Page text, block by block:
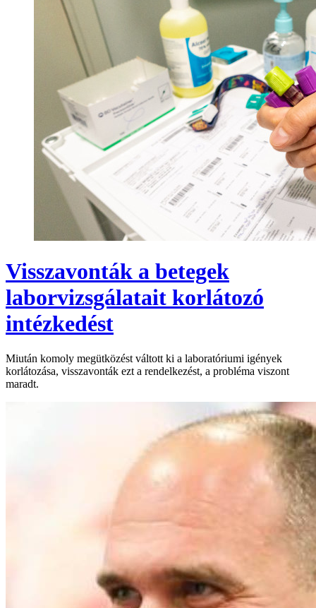
Visszavonták a betegek
laborvizsgálatait korlátozó
intézkedést
Miután komoly megütközést váltott ki a laboratóriumi igények
korlátozása, visszavonták ezt a rendelkezést, a probléma viszont
maradt.